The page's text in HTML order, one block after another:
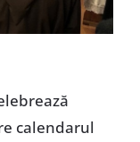
calendarul